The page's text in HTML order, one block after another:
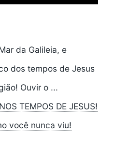
da Galileia, e
dos tempos de Jesus
Ouvir o ...
TEMPOS DE JESUS!
você nunca viu!